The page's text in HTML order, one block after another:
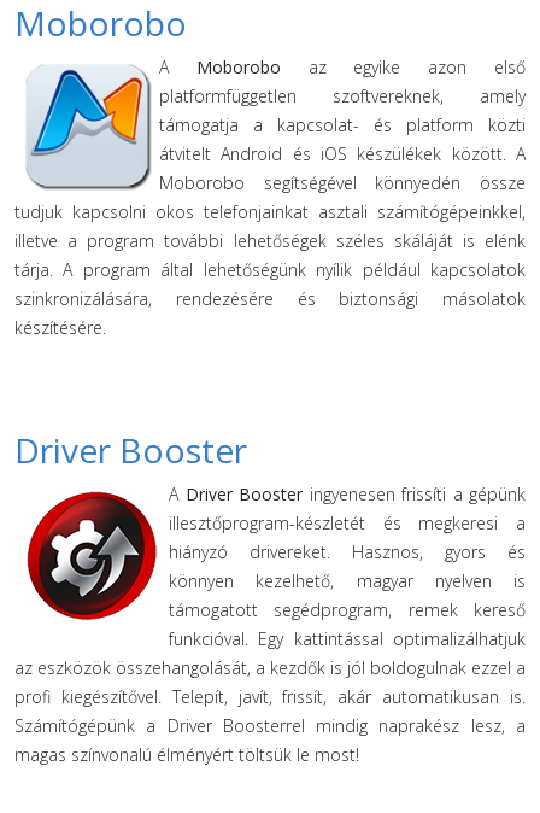
Moborobo
A Moborobo az egyike azon első
platformfüggetlen szoftvereknek, amely
támogatja a kapcsolat- és platform közti
átvitelt Android és iOS készülékek között. A
Moborobo segítségével könnyedén össze
tudjuk kapcsolni okos telefonjainkat asztali számítógépeinkkel,
illetve a program további lehetőségek széles skáláját is elénk
tárja. A program által lehetőségünk nyílik például kapcsolatok
szinkronizálására, rendezésére és biztonsági másolatok
készítésére.
Driver Booster
A Driver Booster ingyenesen frissíti a gépünk
illesztőprogram-készletét és megkeresi a
hiányzó drivereket. Hasznos, gyors és
könnyen kezelhető, magyar nyelven is
támogatott segédprogram, remek kereső
funkcióval. Egy kattintással optimalizálhatjuk
az eszközök összehangolását, a kezdők is jól boldogulnak ezzel a
profi kiegészítővel. Telepít, javít, frissít, akár automatikusan is.
Számítógépünk a Driver Boosterrel mindig naprakész lesz, a
magas színvonalú élményért töltsük le most!